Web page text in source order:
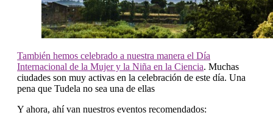
También hemos celebrado a nuestra manera el Día
Internacional de la Mujer y la Niña en la Ciencia. Muchas
ciudades son muy activas en la celebración de este día. Una
pena que Tudela no sea una de ellas
Y ahora, ahí van nuestros eventos recomendados: